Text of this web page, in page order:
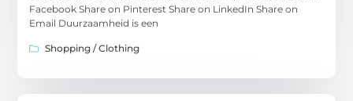
Facebook Share on Pinterest Share on LinkedIn Share on
Email Duurzaamheid is een
Shopping / Clothing